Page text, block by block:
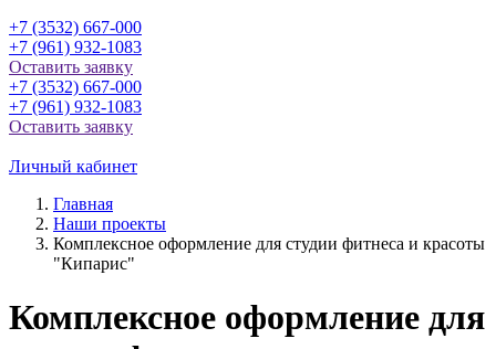
+7 (3532) 667-000
+7 (961) 932-1083
Оставить заявку
+7 (3532) 667-000
+7 (961) 932-1083
Оставить заявку
Личный кабинет
Главная
Наши проекты
Комплексное оформление для студии фитнеса и красоты
"Кипарис"
Комплексное оформление для